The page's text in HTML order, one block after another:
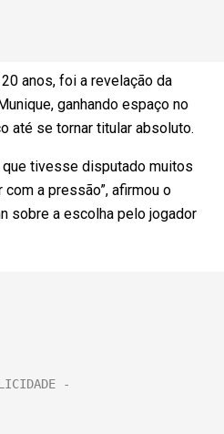
anos, foi a revelação da
ganhando espaço no
até se tornar titular absoluto.
que tivesse disputado muitos
a pressão”, afirmou o
sobre a escolha pelo jogador